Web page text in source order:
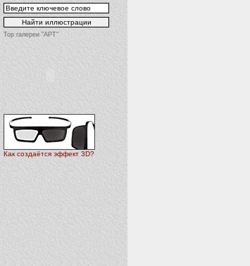
Top галереи "АРТ"
Как создаётся эффект 3D?